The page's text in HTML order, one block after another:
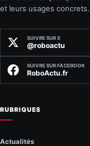
et leurs usages concrets.
SUIVRE SUR X
@roboactu
SUIVRE SUR FACEBOOK
RoboActu.fr
RUBRIQUES
Actualités